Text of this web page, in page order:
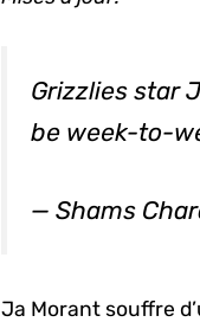
Grizzlies star
be week-to-
— Shams
Ja Morant souffre